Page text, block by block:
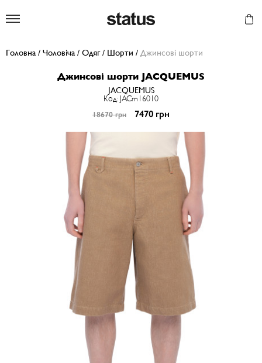
Головна / Чоловіча / Одяг/ Шорти / Джинсові шорти
Джинсові шорти JACQUEMUS
JACQUEMUS
Код: JACm16010
18670 грн 7470 грн